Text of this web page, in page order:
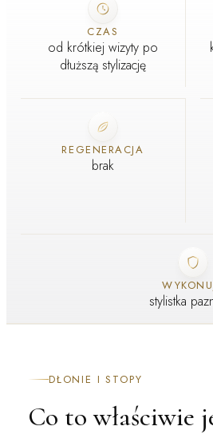
ZABIEG W GABINECIE
CZAS
od krótkiej wizyty po
dłuższą stylizację
REGENERACJA
brak
stylistka
DŁONIE I STOPY
Co to właściwie